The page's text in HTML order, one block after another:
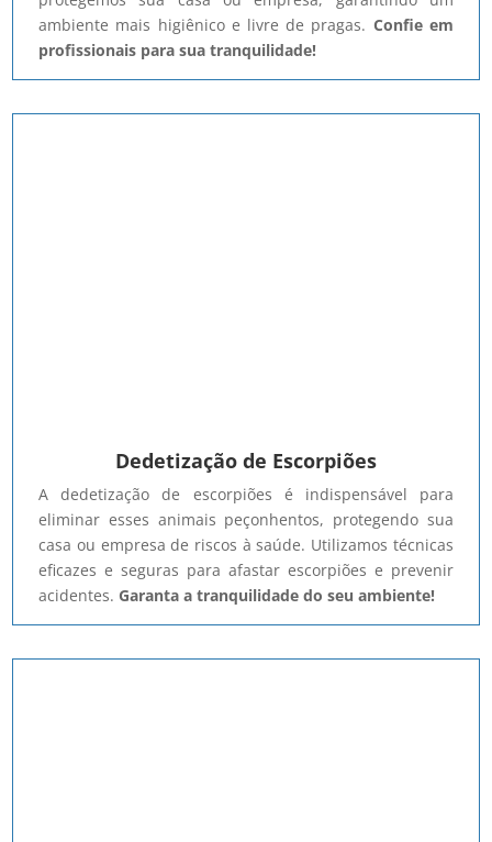
ambiente mais higiênico e livre de pragas. Confie em
profissionais para sua tranquilidade!
Dedetização de Escorpiões
A dedetização de escorpiões é indispensável para
eliminar esses animais peçonhentos, protegendo sua
casa ou empresa de riscos à saúde. Utilizamos técnicas
eficazes e seguras para afastar escorpiões e prevenir
acidentes. Garanta a tranquilidade do seu ambiente!